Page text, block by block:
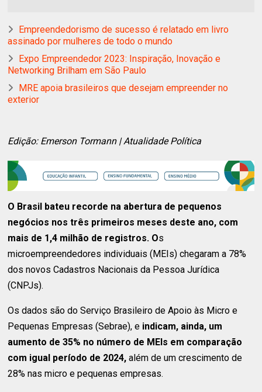
Empreendedorismo de sucesso é relatado em livro
assinado por mulheres de todo o mundo
Expo Empreendedor 2023: Inspiração, Inovação e
Networking Brilham em São Paulo
MRE apoia brasileiros que desejam empreender no
exterior
Edição: Emerson Tormann | Atualidade Política
O Brasil bateu recorde na abertura de pequenos
negócios nos três primeiros meses deste ano, com
mais de 1,4 milhão de registros. Os
microempreendedores individuais (MEIs) chegaram a 78%
dos novos Cadastros Nacionais da Pessoa Jurídica
(CNPJs).
Os dados são do Serviço Brasileiro de Apoio às Micro e
Pequenas Empresas (Sebrae), e indicam, ainda, um
aumento de 35% no número de MEIs em comparação
com igual período de 2024, além de um crescimento de
28% nas micro e pequenas empresas.